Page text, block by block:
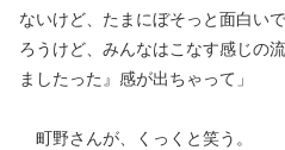
ないけど、たまにぼそっと面白い
ろうけど、みんなはこなす感じの
ましたった』感が出ちゃって」
町野さんが、くっくと笑う。